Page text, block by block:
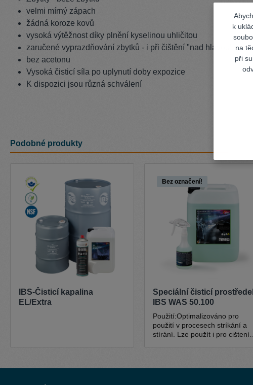
velmi mírný zápach
žádná koroze kovů
vysoká výtěžnost díky plnění kyselinou uhličitou
zaručené vyprazdňování zbytků - i při čištění "nad hlavou".
bez acetonu
Vysoká čisticí síla po uplynutí doby expozice
K dispozici jsou různá schválení
Podobné produkty
IBS-Čisticí kapalina
EL/Extra
Bez označení!
Speciální čisticí
IBS WAS 50.100
Použití:Optimalizováno pro
použití v procesech stríkání a
stírání. Lze použít i pro cištení
všeobecné cištení povrchu ve
k
na
při